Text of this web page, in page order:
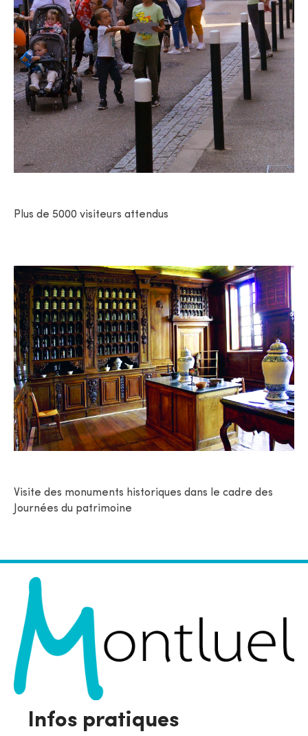
Plus de 5000 visiteurs attendus
Visite des monuments historiques dans le cadre des
Journées du patrimoine
Infos pratiques